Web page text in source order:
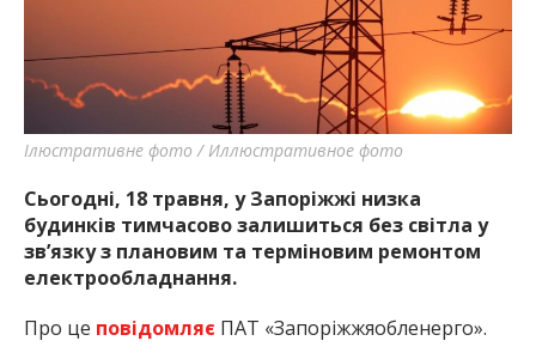
Ілюстративне фото / Иллюстративное фото
Сьогодні, 18 травня, у Запоріжжі низка
будинків тимчасово залишиться без світла у
зв’язку з плановим та терміновим ремонтом
електрообладнання.
Про це повідомляє ПАТ «Запоріжжяобленерго».